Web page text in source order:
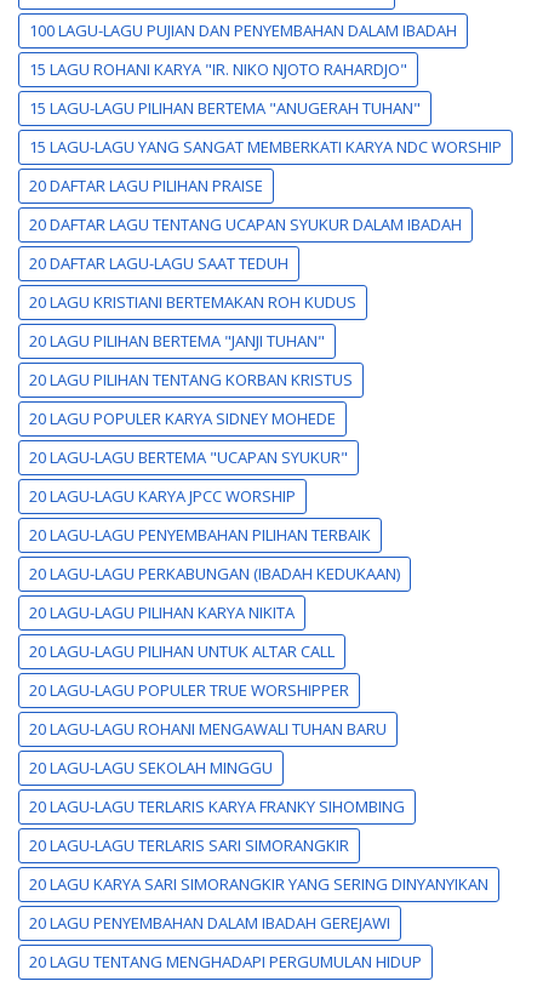
100 LAGU-LAGU PUJIAN DAN PENYEMBAHAN DALAM IBADAH
15 LAGU ROHANI KARYA "IR. NIKO NJOTO RAHARDJO"
15 LAGU-LAGU PILIHAN BERTEMA "ANUGERAH TUHAN"
15 LAGU-LAGU YANG SANGAT MEMBERKATI KARYA NDC WORSHIP
20 DAFTAR LAGU PILIHAN PRAISE
20 DAFTAR LAGU TENTANG UCAPAN SYUKUR DALAM IBADAH
20 DAFTAR LAGU-LAGU SAAT TEDUH
20 LAGU KRISTIANI BERTEMAKAN ROH KUDUS
20 LAGU PILIHAN BERTEMA "JANJI TUHAN"
20 LAGU PILIHAN TENTANG KORBAN KRISTUS
20 LAGU POPULER KARYA SIDNEY MOHEDE
20 LAGU-LAGU BERTEMA "UCAPAN SYUKUR"
20 LAGU-LAGU KARYA JPCC WORSHIP
20 LAGU-LAGU PENYEMBAHAN PILIHAN TERBAIK
20 LAGU-LAGU PERKABUNGAN (IBADAH KEDUKAAN)
20 LAGU-LAGU PILIHAN KARYA NIKITA
20 LAGU-LAGU PILIHAN UNTUK ALTAR CALL
20 LAGU-LAGU POPULER TRUE WORSHIPPER
20 LAGU-LAGU ROHANI MENGAWALI TUHAN BARU
20 LAGU-LAGU SEKOLAH MINGGU
20 LAGU-LAGU TERLARIS KARYA FRANKY SIHOMBING
20 LAGU-LAGU TERLARIS SARI SIMORANGKIR
20 LAGU KARYA SARI SIMORANGKIR YANG SERING DINYANYIKAN
20 LAGU PENYEMBAHAN DALAM IBADAH GEREJAWI
20 LAGU TENTANG MENGHADAPI PERGUMULAN HIDUP